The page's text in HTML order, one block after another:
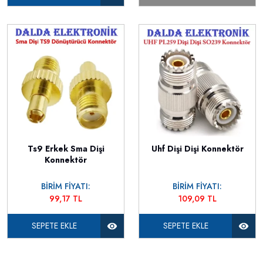
Ts9 Erkek Sma Dişi
Konnektör
BİRİM FİYATI:
99,17 TL
SEPETE EKLE
Uhf Dişi Dişi Konnektör
BİRİM FİYATI:
109,09 TL
SEPETE EKLE